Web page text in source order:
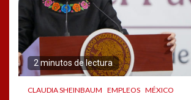
2 minutos de lectura
CLAUDIA SHEINBAUM EMPLEOS MÉXICO